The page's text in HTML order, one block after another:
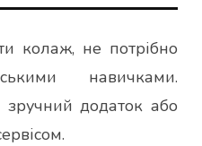
колаж, не потрібно
навичками.
зручний додаток або